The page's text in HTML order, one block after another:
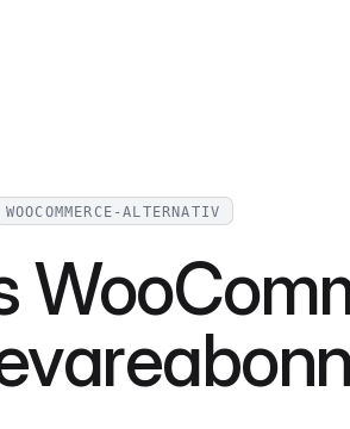
and a blog, or go headless
in the way that suits
WOOCOMMERCE-ALTERNATIV